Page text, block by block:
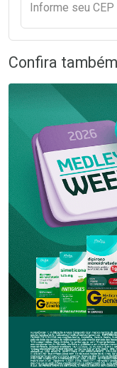
Informe seu CEP
Confira também